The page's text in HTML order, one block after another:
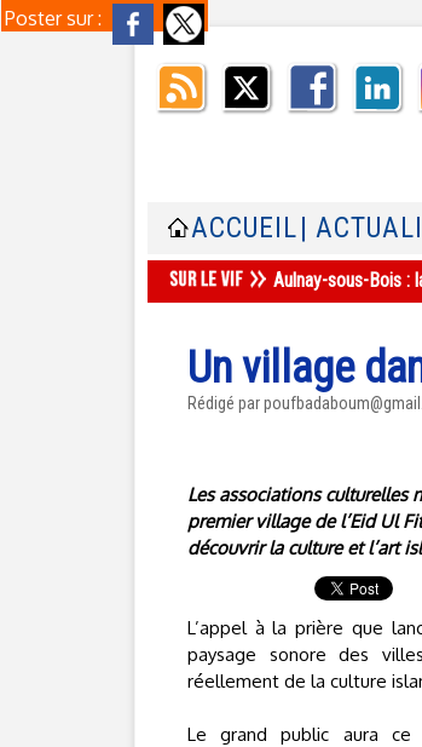
Poster sur :
ACCUEIL |
Aulnay-sous-Bois :
Un village
Rédigé par
Les associations culturelles
premier village de l’Eid Ul
découvrir la culture et l’art
L’appel à la prière que
paysage sonore des
réellement de la culture
Le grand public aura ce